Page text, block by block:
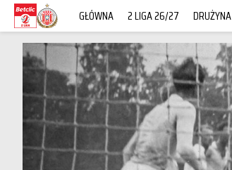
GŁÓWNA 2 LIGA 26/27 DRUŻYNA